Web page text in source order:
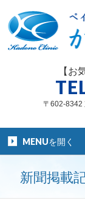
【お
〒602-8342
MENUを開く
新聞掲載